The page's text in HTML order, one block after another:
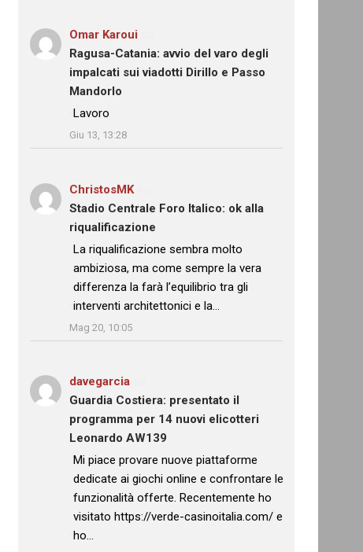
Omar Karoui
Ragusa-Catania: avvio del varo degli
impalcati sui viadotti Dirillo e Passo
Mandorlo
: “Lavoro
Giu 13, 13:28
ChristosMKsu
Stadio Centrale Foro Italico: ok alla
riqualificazione
: “La riqualificazione sembra molto
ambiziosa, ma come sempre la vera
differenza la farà l’equilibrio tra gli
interventi architettonici e la…
Mag 20, 10:05
davegarcia
Guardia Costiera: presentato il
programma per 14 nuovi elicotteri
Leonardo AW139
: “
Mi piace provare nuove piattaforme
dedicate ai giochi online e confrontare le
funzionalità offerte. Recentemente ho
visitato https://verde-casinoitalia.com/ e
ho…